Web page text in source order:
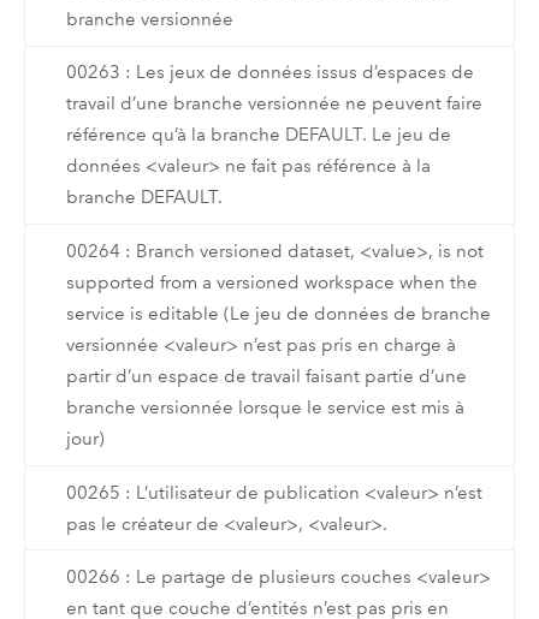
branche versionnée
00263 : Les jeux de données issus d’espaces de
travail d’une branche versionnée ne peuvent faire
référence qu’à la branche DEFAULT. Le jeu de
données <valeur> ne fait pas référence à la
branche DEFAULT.
00264 : Branch versioned dataset, <value>, is not
supported from a versioned workspace when the
service is editable (Le jeu de données de branche
versionnée <valeur> n’est pas pris en charge à
partir d’un espace de travail faisant partie d’une
branche versionnée lorsque le service est mis à
jour)
00265 : L’utilisateur de publication <valeur> n’est
pas le créateur de <valeur>, <valeur>.
00266 : Le partage de plusieurs couches <valeur>
en tant que couche d’entités n’est pas pris en